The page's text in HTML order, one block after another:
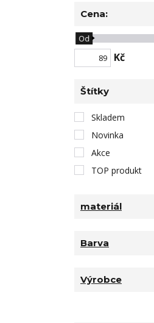
Cena:
Kč
Od
Štítky
Skladem
Novinka
Akce
TOP produkt
materiál
Barva
Výrobce